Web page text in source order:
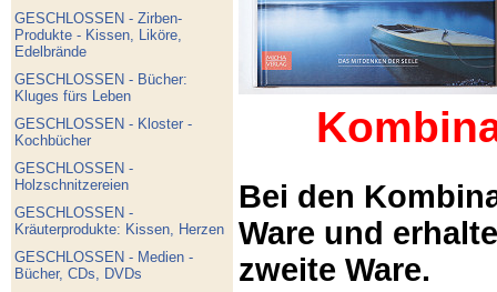
GESCHLOSSEN - Zirben-
Produkte - Kissen, Liköre,
Edelbrände
GESCHLOSSEN - Bücher:
Kluges fürs Leben
GESCHLOSSEN - Kloster -
Kochbücher
GESCHLOSSEN -
Holzschnitzereien
GESCHLOSSEN -
Kräuterprodukte: Kissen, Herzen
GESCHLOSSEN - Medien -
Bücher, CDs, DVDs
Bei den
Ware und
zweite Ware.